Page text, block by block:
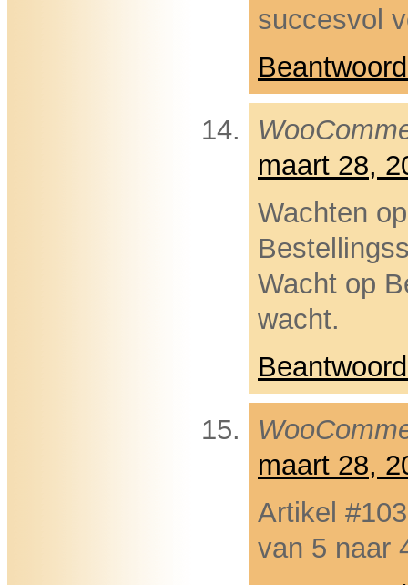
succesvol
maart 28,
Wachten
Wacht op
wacht.
maart 28,
Artikel
van 5 naar